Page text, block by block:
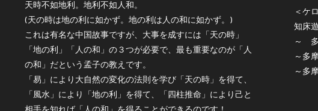
天時不如地利。地利不如人和。
(天の時は地の利に如かず。地の利は人の和に如かず。)
これは有名な中国故事ですが、大事を成すには「天の時」
「地の利」「人の和」の３つが必要で、最も重要なのが「人
の和」だという孟子の教えです。
「易」により大自然の変化の法則を学び「天の時」を得て、
「風水」により「地の利」を得て、「四柱推命」により己と
＜ケ
知床
～ 多
～多
～多